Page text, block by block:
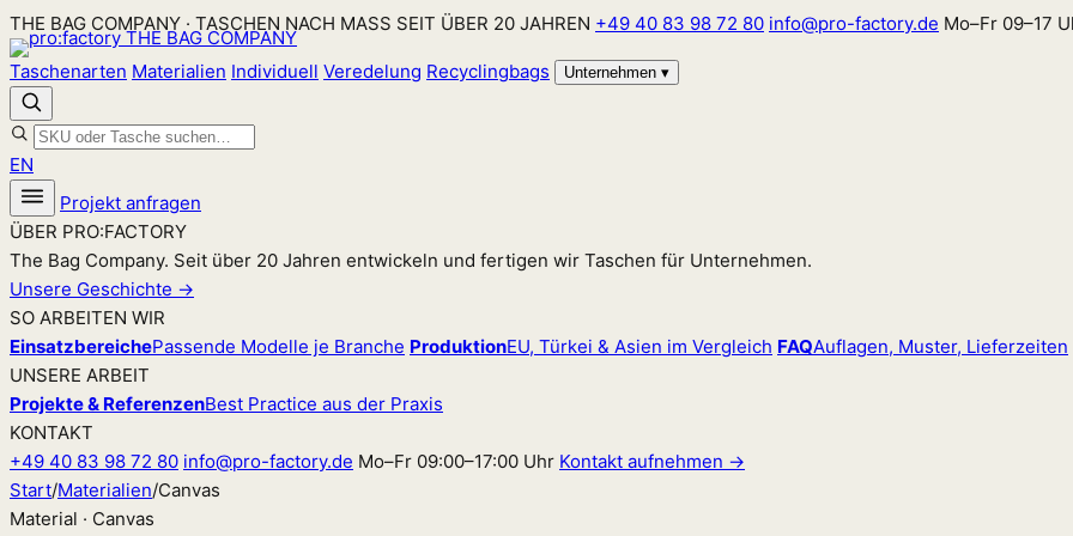
Zum
Inhalt
springen
THE BAG COMPANY · TASCHEN NACH MASS SEIT ÜBER 20 JAHREN +49 40 83 98 72 80 info@pro-factory.de Mo–Fr 09–17
Taschenarten Materialien Individuell Veredelung Recyclingbags Unternehmen ▾
EN
Projekt anfragen
ÜBER PRO:FACTORY
The Bag Company. Seit über 20 Jahren entwickeln und fertigen wir Taschen für Unternehmen.
Unsere Geschichte →
SO ARBEITEN WIR
EinsatzbereichePassende Modelle je Branche ProduktionEU, Türkei & Asien im Vergleich FAQAuflagen, Muster, Lieferzeiten
UNSERE ARBEIT
Projekte & ReferenzenBest Practice aus der Praxis
KONTAKT
+49 40 83 98 72 80 info@pro-factory.de Mo–Fr 09:00–17:00 Uhr Kontakt aufnehmen →
Start/Materialien/Canvas
Material · Canvas